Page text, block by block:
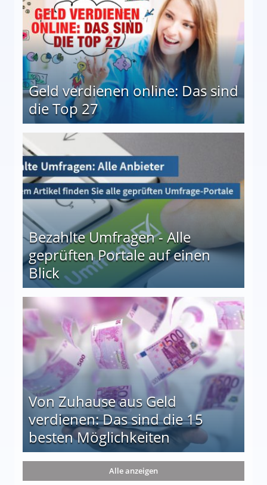
Geld verdienen online: Das sind
die Top 27
Bezahlte Umfragen - Alle
geprüften Portale auf einen
Blick
auf einen Blick
Von Zuhause aus Geld
verdienen: Das sind die 15
besten Möglichkeiten
die 15 besten Möglichkeiten
Alle anzeigen